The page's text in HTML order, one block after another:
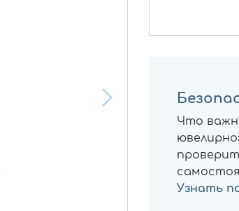
Что
Узнать